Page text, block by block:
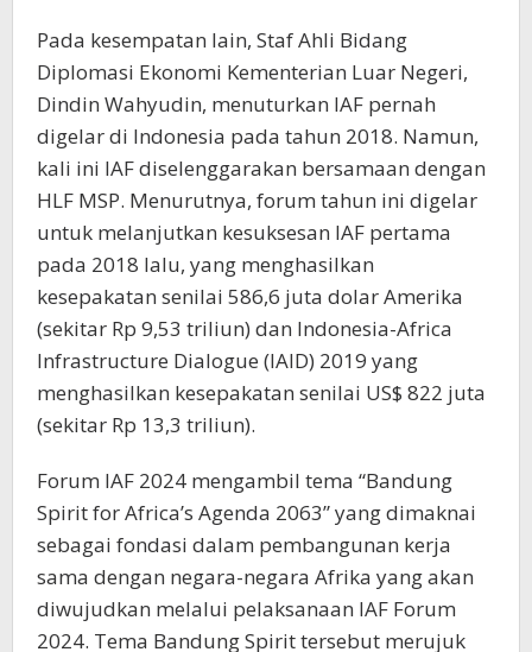
Pada kesempatan lain, Staf Ahli Bidang
Diplomasi Ekonomi Kementerian Luar Negeri,
Dindin Wahyudin, menuturkan IAF pernah
digelar di Indonesia pada tahun 2018. Namun,
kali ini IAF diselenggarakan bersamaan dengan
HLF MSP. Menurutnya, forum tahun ini digelar
untuk melanjutkan kesuksesan IAF pertama
pada 2018 lalu, yang menghasilkan
kesepakatan senilai 586,6 juta dolar Amerika
(sekitar Rp 9,53 triliun) dan Indonesia-Africa
Infrastructure Dialogue (IAID) 2019 yang
menghasilkan kesepakatan senilai US$ 822 juta
(sekitar Rp 13,3 triliun).
Forum IAF 2024 mengambil tema “Bandung
Spirit for Africa’s Agenda 2063” yang dimaknai
sebagai fondasi dalam pembangunan kerja
sama dengan negara-negara Afrika yang akan
diwujudkan melalui pelaksanaan IAF Forum
2024. Tema Bandung Spirit tersebut merujuk